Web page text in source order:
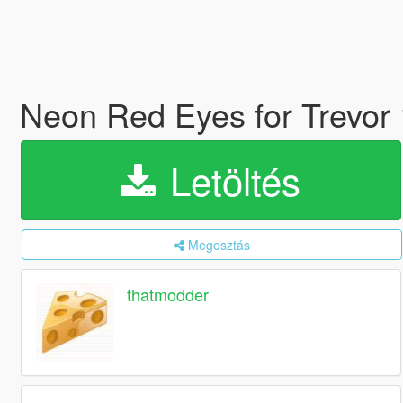
Neon Red Eyes for Trevor
Letöltés
Megosztás
thatmodder